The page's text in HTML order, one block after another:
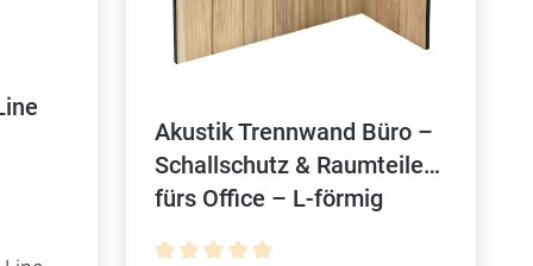
Akustik Trennwand Büro –
Schallschutz & Raumteiler
fürs Office – L-förmig